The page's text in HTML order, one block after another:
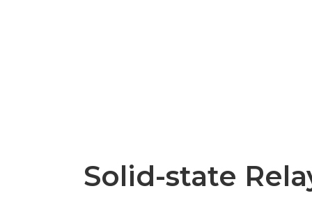
Solid-state